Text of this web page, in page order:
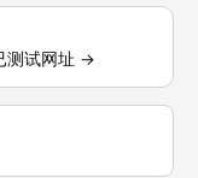
测试网址 →